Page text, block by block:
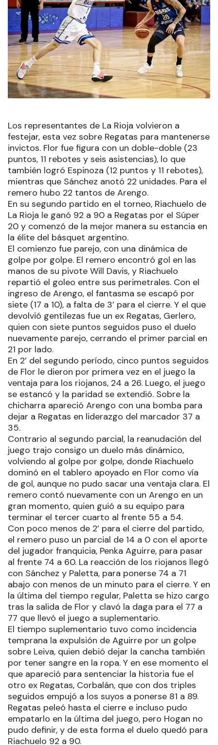
Los representantes de La Rioja volvieron a
festejar, esta vez sobre Regatas para mantenerse
invictos. Flor fue figura con un doble-doble (23
puntos, 11 rebotes y seis asistencias), lo que
también logró Espinoza (12 puntos y 11 rebotes),
mientras que Sánchez anotó 22 unidades. Para el
remero hubo 22 tantos de Arengo.
En su segundo partido en el torneo, Riachuelo de
La Rioja le ganó 92 a 90 a Regatas por el Súper
20 y comenzó de la mejor manera su estancia en
la élite del básquet argentino.
El comienzo fue parejo, con una dinámica de
golpe por golpe. El remero encontró gol en las
manos de su pivote Will Davis, y Riachuelo
repartió el goleo entre sus perimetrales. Con el
ingreso de Arengo, el fantasma se escapó por
siete (17 a 10), a falta de 3’ para el cierre. Y el que
devolvió gentilezas fue un ex Regatas, Gerlero,
quien con siete puntos seguidos puso el duelo
nuevamente parejo, cerrando el primer parcial en
21 por lado.
En 2’ del segundo período, cinco puntos seguidos
de Flor le dieron por primera vez en el juego la
ventaja para los riojanos, 24 a 26. Luego, el juego
se estancó y la paridad se extendió. Sobre la
chicharra apareció Arengo con una bomba para
dejar a Regatas en liderazgo del marcador 37 a
35.
Contrario al segundo parcial, la reanudación del
juego trajo consigo un duelo más dinámico,
volviendo al golpe por golpe, donde Riachuelo
dominó en el tablero apoyado en Flor como vía
de gol, aunque no pudo sacar una ventaja clara. El
remero contó nuevamente con un Arengo en un
gran momento, quien guió a su equipo para
terminar el tercer cuarto al frente 55 a 54.
Con poco menos de 2’ para el cierre del partido,
el remero puso un parcial de 14 a 0 con el aporte
del jugador franquicia, Penka Aguirre, para pasar
al frente 74 a 60. La reacción de los riojanos llegó
con Sánchez y Paletta, para ponerse 74 a 71
abajo con menos de un minuto para el cierre. Y en
la última del tiempo regular, Paletta se hizo cargo
tras la salida de Flor y clavó la daga para el 77 a
77 que llevó el juego a suplementario.
El tiempo suplementario tuvo como incidencia
temprana la expulsión de Aguirre por un golpe
sobre Leiva, quien debió dejar la cancha también
por tener sangre en la ropa. Y en ese momento el
que apareció para sentenciar la historia fue el
otro ex Regatas, Corbalán, que con dos triples
seguidos empujó a los suyos a ponerse 81 a 89.
Regatas peleó hasta el cierre e incluso pudo
empatarlo en la última del juego, pero Hogan no
pudo definir, y de esta forma el duelo quedó para
Riachuelo 92 a 90.